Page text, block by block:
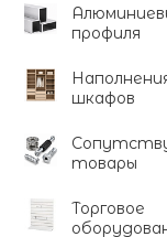
профиля
шкафов
товары
Торговое